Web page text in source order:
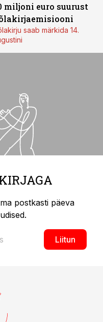
miljoni euro suurust
saab märkida 14.
postkasti päeva
Liitun